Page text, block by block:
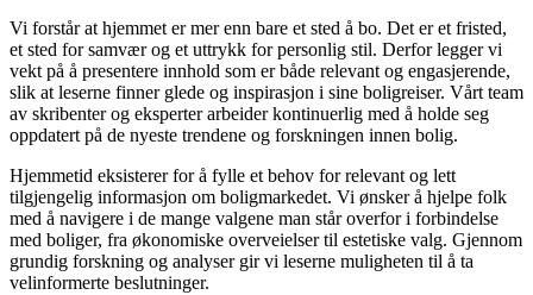
Vi forstår at hjemmet er mer enn bare et sted å bo. Det er et fristed,
et sted for samvær og et uttrykk for personlig stil. Derfor legger vi
vekt på å presentere innhold som er både relevant og engasjerende,
slik at leserne finner glede og inspirasjon i sine boligreiser. Vårt team
av skribenter og eksperter arbeider kontinuerlig med å holde seg
oppdatert på de nyeste trendene og forskningen innen bolig.
Hjemmetid eksisterer for å fylle et behov for relevant og lett
tilgjengelig informasjon om boligmarkedet. Vi ønsker å hjelpe folk
med å navigere i de mange valgene man står overfor i forbindelse
med boliger, fra økonomiske overveielser til estetiske valg. Gjennom
grundig forskning og analyser gir vi leserne muligheten til å ta
velinformerte beslutninger.